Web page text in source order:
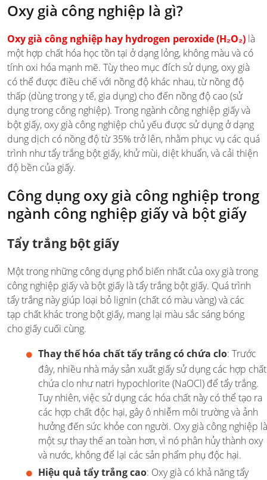
Oxy già công nghiệp là gì?
Oxy già công nghiệp hay hydrogen peroxide (H₂O₂) là
một hợp chất hóa học tồn tại ở dạng lỏng, không màu và có
tính oxi hóa mạnh mẽ. Tùy theo mục đích sử dụng, oxy già
có thể được điều chế với nồng độ khác nhau, từ nồng độ
thấp (dùng trong y tế, gia dụng) cho đến nồng độ cao (sử
dụng trong công nghiệp). Trong ngành công nghiệp giấy và
bột giấy, oxy già công nghiệp chủ yếu được sử dụng ở dạng
dung dịch có nồng độ từ 35% trở lên, nhằm phục vụ các quá
trình như tẩy trắng bột giấy, khử mùi, diệt khuẩn, và cải thiện
độ bền của giấy.
Công dụng oxy già công nghiệp trong
ngành công nghiệp giấy và bột giấy
Tẩy trắng bột giấy
Một trong những công dụng phổ biến nhất của oxy già trong
công nghiệp giấy và bột giấy là tẩy trắng bột giấy. Quá trình
tẩy trắng này giúp loại bỏ lignin (chất có màu vàng) và các
tạp chất khác trong bột giấy, mang lại màu sắc sáng bóng
cho giấy cuối cùng.
Thay thế hóa chất tẩy trắng có chứa clo: Trước
đây, nhiều nhà máy sản xuất giấy sử dụng các hợp chất
chứa clo như natri hypochlorite (NaOCl) để tẩy trắng.
Tuy nhiên, việc sử dụng các hóa chất này có thể tạo ra
các hợp chất độc hại, gây ô nhiễm môi trường và ảnh
hưởng đến sức khỏe con người. Oxy già công nghiệp là
một sự thay thế an toàn hơn, vì nó phân hủy thành oxy
và nước, không để lại các sản phẩm phụ độc hại.
Hiệu quả tẩy trắng cao: Oxy già có khả năng tẩy